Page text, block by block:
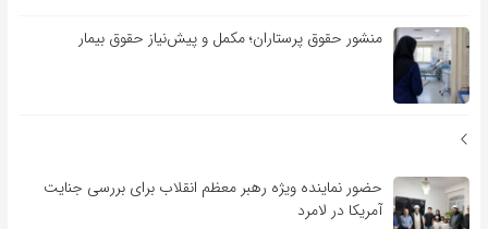
منشور حقوق پرستاران؛ مکمل و پیش‌نیاز حقوق بیمار
حضور نماینده ویژه رهبر معظم انقلاب برای بررسی جنایت
آمریکا در لامرد